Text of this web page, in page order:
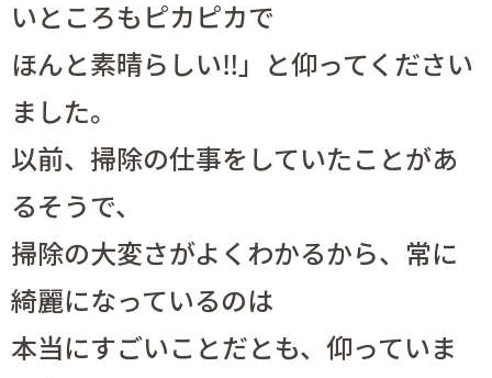
いところもピカピカで
ほんと素晴らしい‼︎」と仰ってください
ました。
以前、掃除の仕事をしていたことがあ
るそうで、
掃除の大変さがよくわかるから、常に
綺麗になっているのは
本当にすごいことだとも、仰っていま